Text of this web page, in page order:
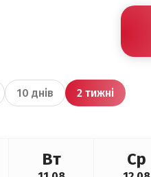
10 днів 2 тижні
Вт Ср